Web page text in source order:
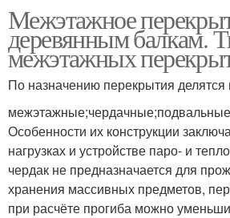
Межэтажное
деревянным балкам.
межэтажных
По назначению перекрытия делятся
Особенности их конструкции
нагрузках и устройстве паро- и
чердак не предназначается для
хранения массивных предметов,
при расчёте прогиба можно